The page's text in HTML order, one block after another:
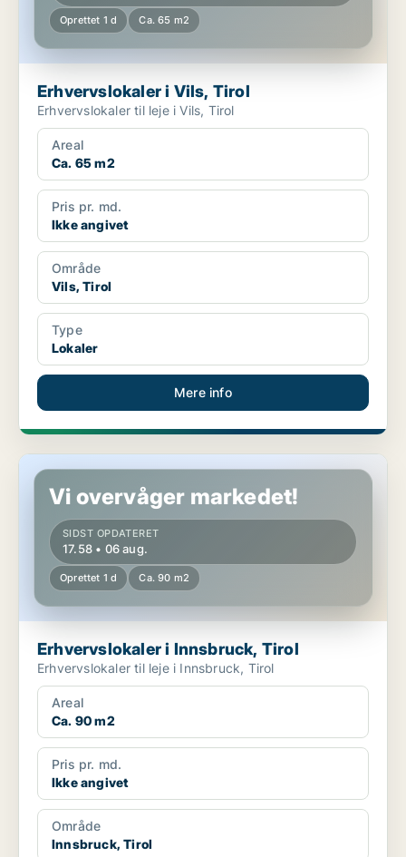
Oprettet 1 d Ca. 65 m2
Erhvervslokaler i Vils, Tirol
Erhvervslokaler til leje i Vils, Tirol
Areal
Ca. 65 m2
Pris pr. md.
Ikke angivet
Område
Vils, Tirol
Type
Lokaler
Mere info
Erhvervslokaler i Innsbruck, Tirol
Vi overvåger markedet!
SIDST OPDATERET
17.58 • 06 aug.
Oprettet 1 d Ca. 90 m2
Erhvervslokaler i Innsbruck, Tirol
Erhvervslokaler til leje i Innsbruck, Tirol
Areal
Ca. 90 m2
Pris pr. md.
Ikke angivet
Område
Innsbruck, Tirol